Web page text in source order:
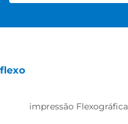
flexo
impressão Flexográfica